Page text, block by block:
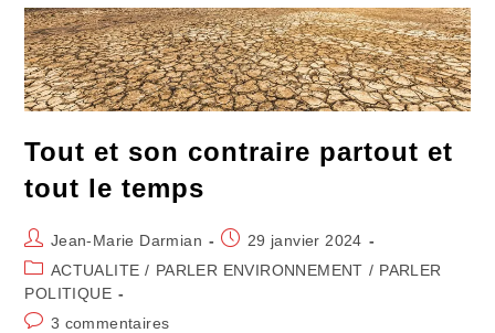
Nombreuses
Des
Privatisations
Tout et son contraire partout et
tout le temps
Auteur/autrice
de
la
publication :
Jean-Marie Darmian
Publication
publiée :
29 janvier 2024
Post
category:
ACTUALITE / PARLER ENVIRONNEMENT / PARLER
POLITIQUE
Commentaires
3 commentaires